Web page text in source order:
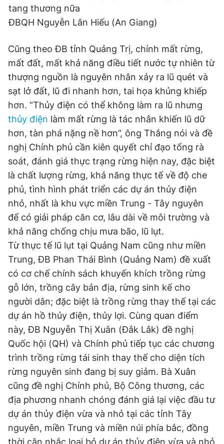
tang thương nữa
ĐBQH Nguyễn Lân Hiếu (An Giang)
Cũng theo ĐB tỉnh Quảng Trị, chính mất rừng,
mất đất, mất khả năng điều tiết nước tự nhiên từ
thượng nguồn là nguyên nhân xảy ra lũ quét và
sạt lở đất, lũ đi nhanh hơn, tai họa khủng khiếp
hơn. “Thủy điện có thể không làm ra lũ nhưng
thủy điện làm mất rừng là tác nhân khiến lũ dữ
hơn, tàn phá nặng nề hơn”, ông Thắng nói và đề
nghị Chính phủ cần kiên quyết chỉ đạo tổng rà
soát, đánh giá thực trạng rừng hiện nay, đặc biệt
là chất lượng rừng, khả năng thực tế về độ che
phủ, tình hình phát triển các dự án thủy điện
nhỏ, nhất là khu vực miền Trung - Tây nguyên
để có giải pháp căn cơ, lâu dài về môi trường và
khả năng chống chịu mưa bão, lũ lụt.
Từ thực tế lũ lụt tại Quảng Nam cũng như miền
Trung, ĐB Phan Thái Bình (Quảng Nam) đề xuất
có cơ chế chính sách khuyến khích trồng rừng
gỗ lớn, trồng cây bản địa, rừng sinh kế cho
người dân; đặc biệt là trồng rừng thay thế tại các
dự án hồ thủy điện, thủy lợi. Cùng quan điểm
này, ĐB Nguyễn Thị Xuân (Đắk Lắk) đề nghị
Quốc hội (QH) và Chính phủ tiếp tục các chương
trình trồng rừng tái sinh thay thế cho diện tích
rừng nguyên sinh đang bị suy giảm. Bà Xuân
cũng đề nghị Chính phủ, Bộ Công thương, các
địa phương nhanh chóng đánh giá lại việc đầu tư
dự án thủy điện vừa và nhỏ tại các tỉnh Tây
nguyên, miền Trung và miền núi phía bắc, đồng
thời cân nhắc loại bỏ dự án thủy điện vừa và nhỏ